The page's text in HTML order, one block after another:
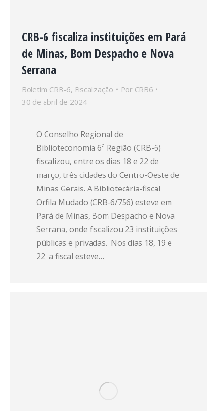
CRB-6 fiscaliza instituições em Pará
de Minas, Bom Despacho e Nova
Serrana
Boletim CRB-6, Fiscalização Por CRB6
30 de abril de 2024
O Conselho Regional de
Biblioteconomia 6ª Região (CRB-6)
fiscalizou, entre os dias 18 e 22 de
março, três cidades do Centro-Oeste de
Minas Gerais. A Bibliotecária-fiscal
Orfila Mudado (CRB-6/756) esteve em
Pará de Minas, Bom Despacho e Nova
Serrana, onde fiscalizou 23 instituições
públicas e privadas. Nos dias 18, 19 e
22, a fiscal esteve…